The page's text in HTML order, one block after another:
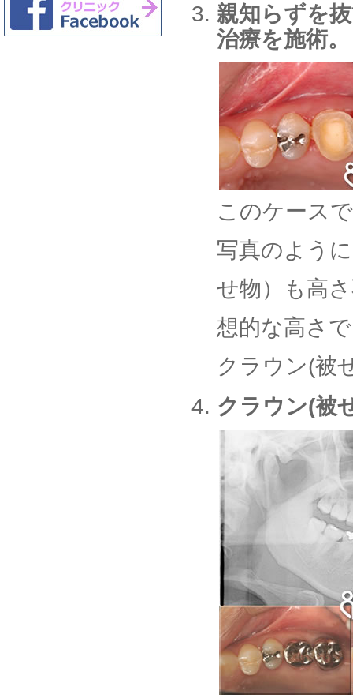
親知らずを
治療を施術。
このケース
写真のよう
せ物）も高
想的な高さ
クラウン(被
クラウン(被